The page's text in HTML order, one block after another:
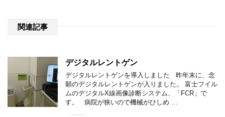
関連記事
デジタルレントゲン
デジタルレントゲンを導入しました 昨年末に、念
願のデジタルレントゲンが入りました。 富士フイル
ムのデジタルX線画像診断システム、「FCR」で
す。 病院が狭いので機械がひしめ …